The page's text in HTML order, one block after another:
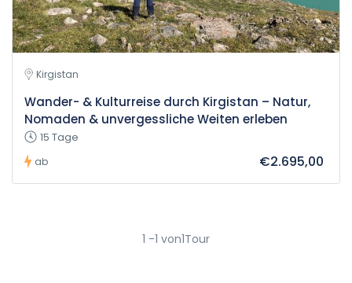
Kirgistan
Wander- & Kulturreise durch Kirgistan – Natur,
Nomaden & unvergessliche Weiten erleben
15 Tage
ab €2.695,00
1 -1 von1Tour